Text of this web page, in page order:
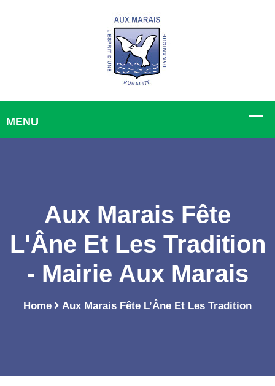
Aux Marais Fête
L'Âne Et Les Tradition
- Mairie Aux Marais
Home Aux Marais Fête L’Âne Et Les Tradition